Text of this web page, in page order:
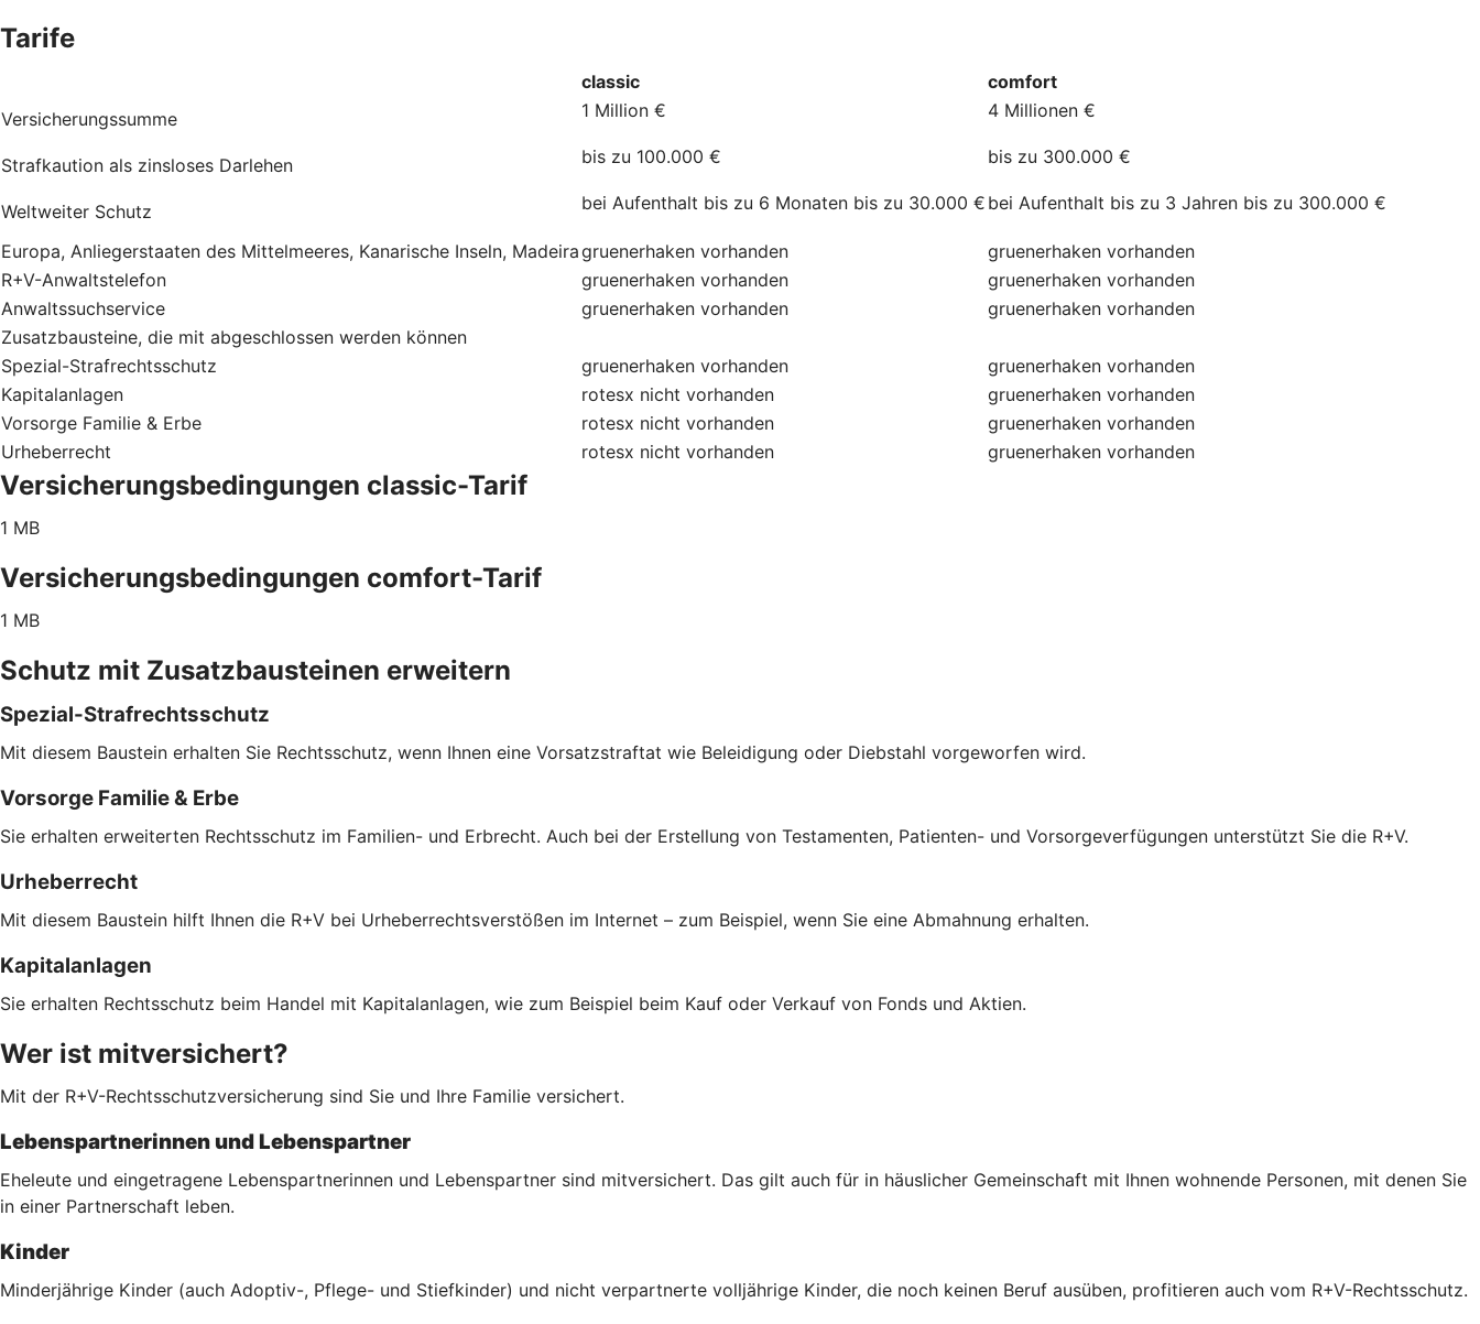
Tarife
classic
comfort
Versicherungssumme
1 Million € 4 Millionen €
Strafkaution als zinsloses Darlehen bis zu 100.000 € bis zu 300.000 €
Weltweiter Schutz bei Aufenthalt bis zu 6 Monaten bis zu 30.000 € bei Aufenthalt bis zu 3 Jahren bis zu 300.000 €
Europa, Anliegerstaaten des Mittelmeeres, Kanarische Inseln, Madeiragruenerhaken vorhanden gruenerhaken vorhanden
R+V-Anwaltstelefon
gruenerhaken vorhanden gruenerhaken vorhanden
Anwaltssuchservice
gruenerhaken vorhanden gruenerhaken vorhanden
Zusatzbausteine, die mit abgeschlossen werden können
Spezial-Strafrechtsschutz
gruenerhaken vorhanden gruenerhaken vorhanden
Kapitalanlagen
rotesx nicht vorhanden gruenerhaken vorhanden
Vorsorge Familie & Erbe
rotesx nicht vorhanden gruenerhaken vorhanden
Urheberrecht
rotesx nicht vorhanden gruenerhaken vorhanden
Versicherungsbedingungen classic-Tarif
1 MB
Versicherungsbedingungen comfort-Tarif
1 MB
Schutz mit Zusatzbausteinen erweitern
Spezial-Strafrechtsschutz
Mit diesem Baustein erhalten Sie Rechtsschutz, wenn Ihnen eine Vorsatzstraftat wie Beleidigung oder Diebstahl vorgeworfen wird.
Vorsorge Familie & Erbe
Sie erhalten erweiterten Rechtsschutz im Familien- und Erbrecht. Auch bei der Erstellung von Testamenten, Patienten- und Vorsorgeverfügungen unterstützt Sie die R+V.
Urheberrecht
Mit diesem Baustein hilft Ihnen die R+V bei Urheberrechtsverstößen im Internet – zum Beispiel, wenn Sie eine Abmahnung erhalten.
Kapitalanlagen
Sie erhalten Rechtsschutz beim Handel mit Kapitalanlagen, wie zum Beispiel beim Kauf oder Verkauf von Fonds und Aktien.
Wer ist mitversichert?
Mit der R+V-Rechtsschutzversicherung sind Sie und Ihre Familie versichert.
Lebenspartnerinnen und Lebenspartner
Eheleute und eingetragene Lebenspartnerinnen und Lebenspartner sind mitversichert. Das gilt auch für in häuslicher Gemeinschaft mit Ihnen wohnende Personen, mit denen Sie
in einer Partnerschaft leben.
Kinder
Minderjährige Kinder (auch Adoptiv-, Pflege- und Stiefkinder) und nicht verpartnerte volljährige Kinder, die noch keinen Beruf ausüben, profitieren auch vom R+V-Rechtsschutz.